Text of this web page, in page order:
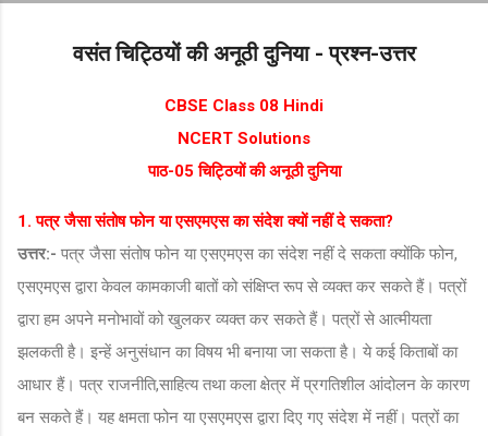
वसंत चिट्ठियों की अनूठी दुनिया - प्रश्न-उत्तर
CBSE Class 08 Hindi
NCERT Solutions
पाठ-05 चिट्ठियों की अनूठी दुनिया
1. पत्र जैसा संतोष फोन या एसएमएस का संदेश क्यों नहीं दे सकता?
उत्तर:- पत्र जैसा संतोष फोन या एसएमएस का संदेश नहीं दे सकता क्योंकि फोन,
एसएमएस द्वारा केवल कामकाजी बातों को संक्षिप्त रूप से व्यक्त कर सकते हैं। पत्रों
द्वारा हम अपने मनोभावों को खुलकर व्यक्त कर सकते हैं। पत्रों से आत्मीयता
झलकती है। इन्हें अनुसंधान का विषय भी बनाया जा सकता है। ये कई किताबों का
आधार हैं। पत्र राजनीति,साहित्य तथा कला क्षेत्र में प्रगतिशील आंदोलन के कारण
बन सकते हैं। यह क्षमता फोन या एसएमएस द्वारा दिए गए संदेश में नहीं। पत्रों का